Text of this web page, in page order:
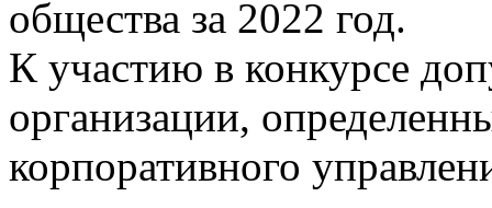
общества за 2022 год.
К участию в конкурсе
организации,
корпоративного